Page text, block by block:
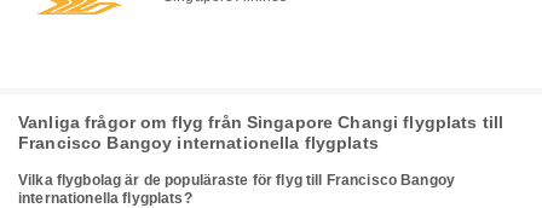
Vanliga frågor om flyg från Singapore Changi flygplats till
Francisco Bangoy internationella flygplats
Vilka flygbolag är de populäraste för flyg till Francisco Bangoy
internationella flygplats?